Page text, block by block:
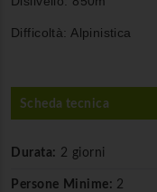
Difficoltà: Alpinistica
Scheda tecnica
Durata: 2 giorni
Persone Minime: 2